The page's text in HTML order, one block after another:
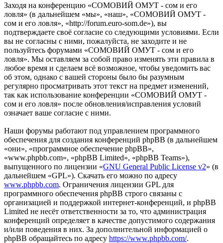
Заходя на конференцию «СОМОВИЙ ОМУТ - сом и его
ловля» (в дальнейшем «мы», «наш», «СОМОВИЙ ОМУТ -
сом и его ловля», «http://forum.euro-som.de»), вы
подтверждаете своё согласие со следующими условиями. Если
вы не согласны с ними, пожалуйста, не заходите и не
пользуйтесь форумами «СОМОВИЙ ОМУТ - сом и его
ловля». Мы оставляем за собой право изменять эти правила в
любое время и сделаем всё возможное, чтобы уведомить вас
об этом, однако с вашей стороны было бы разумным
регулярно просматривать этот текст на предмет изменений,
так как использование конференции «СОМОВИЙ ОМУТ -
сом и его ловля» после обновления/исправления условий
означает ваше согласие с ними.
Наши форумы работают под управлением программного
обеспечения для создания конференций phpBB (в дальнейшем
«они», «программное обеспечение phpBB»,
«www.phpbb.com», «phpBB Limited», «phpBB Teams»),
выпущенного по лицензии «GNU General Public License v2» (в
дальнейшем «GPL»). Скачать его можно по адресу
www.phpbb.com. Ограничения лицензии GPL для
программного обеспечения phpBB строго связаны с
организацией и поддержкой интернет-конференций, и phpBB
Limited не несёт ответственности за то, что администрация
конференций определяет в качестве допустимого содержания
и/или поведения в них. За дополнительной информацией о
phpBB обращайтесь по адресу https://www.phpbb.com/.